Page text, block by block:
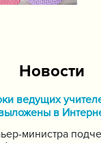
Новости
ведущих
в
министра